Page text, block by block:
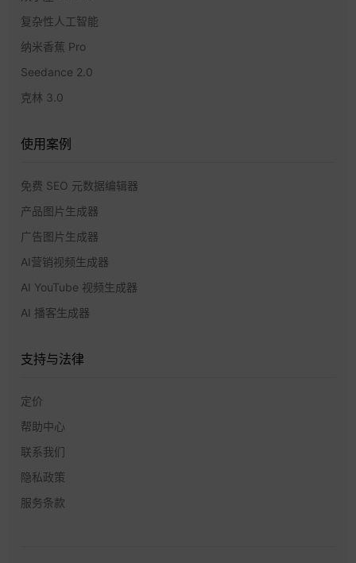
复杂性人工智能
纳米香蕉 Pro
Seedance 2.0
克林 3.0
使用案例
免费 SEO 元数据编辑器
产品图片生成器
广告图片生成器
AI营销视频生成器
AI YouTube 视频生成器
AI 播客生成器
支持与法律
定价
帮助中心
联系我们
隐私政策
服务条款